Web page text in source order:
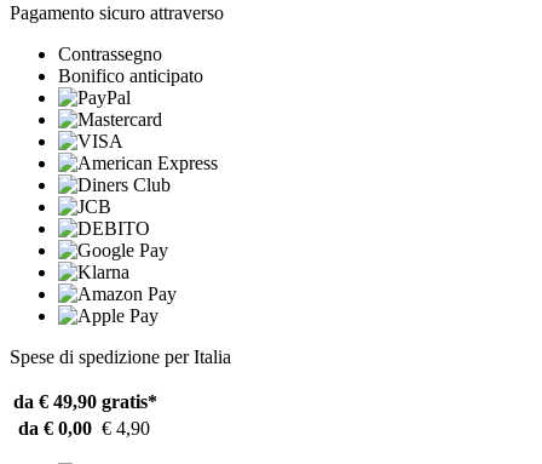
Pagamento sicuro attraverso
Contrassegno
Bonifico anticipato
Spese di spedizione per Italia
da € 49,90 gratis*
da € 0,00 € 4,90